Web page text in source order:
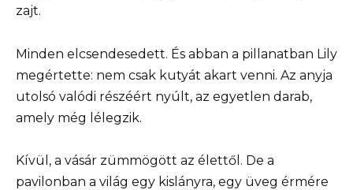
zajt.
Minden elcsendesedett. És abban a pillanatban Lily
megértette: nem csak kutyát akart venni. Az anyja
utolsó valódi részéért nyúlt, az egyetlen darab,
amely még lélegzik.
Kívül, a vásár zümmögött az élettől. De a
pavilonban a világ egy kislányra, egy üveg érmére